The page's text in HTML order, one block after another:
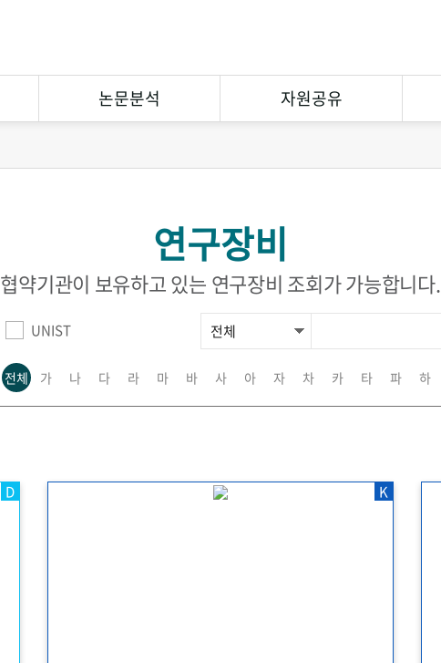
논문분석 자원공유
eCuration
Open Contents
연구장비
협약기관이 보유하고 있는 연구장비 조회가 가능합니다.
UNIST
전체 가 나 다 라 마 바 사 아 자 차 카 타 파 하
D K